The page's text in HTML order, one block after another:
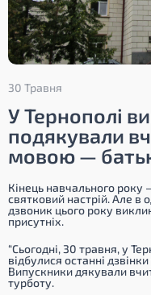
30 Травня
У Тернополі
подякували
мовою —
Кінець навчального року
святковий настрій. Але в
дзвоник цього року
присутніх.
“Сьогодні, 30 травня, у
відбулися останні
Випускники дякували
турботу.